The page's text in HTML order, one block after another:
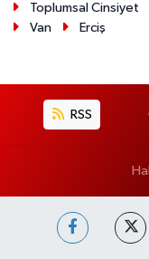
Toplumsal Cinsiyet
Van
Erciş
RSS